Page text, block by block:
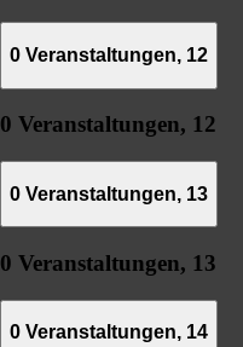
0 Veranstaltungen, 12
0 Veranstaltungen, 12
0 Veranstaltungen, 13
0 Veranstaltungen, 13
0 Veranstaltungen, 14